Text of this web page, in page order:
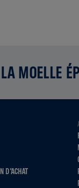
MOELLE
D'ACHAT